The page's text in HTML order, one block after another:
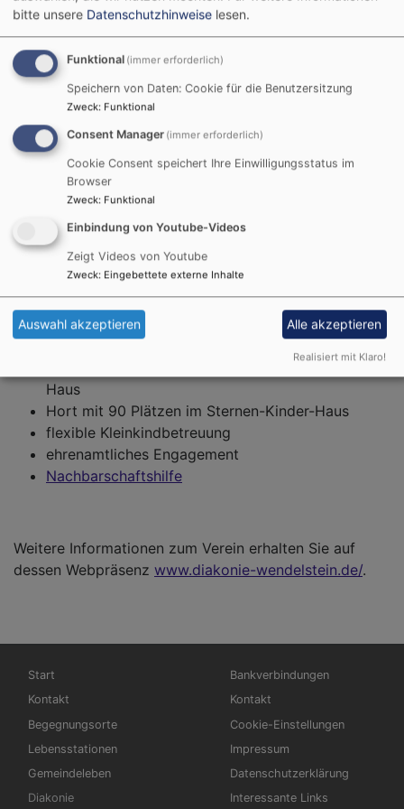
"Diakonievereinder Evang.-Luth. Kirchengemeinden
Wendelstein – Kornburg – Röthenbach/St. Wolfgang e.
V."
Folgende Aufgaben werden zur Zeit erfüllt:
Ambulante Krankenpflege in der Marktgemeinde
Wendelstein und in Kornburg mit ca. 120
Patientinnen und Patienten
und eingestreuter Kurzzeitpflege im Haus der
Diakonie
Tagespflege für 12 Gäste
Seniorenbegegnungsstätte mit Mittagstisch,
Fahrdienst und Programmangebot
Haus
Hort mit 90 Plätzen im Sternen-Kinder-Haus
flexible Kleinkindbetreuung
ehrenamtliches Engagement
Nachbarschaftshilfe
Weitere Informationen zum Verein erhalten Sie auf
dessen Webpräsenz www.diakonie-wendelstein.de/.
Hauptnavigation
Start
Kontakt
Begegnungsorte
Lebensstationen
Gemeindeleben
Diakonie
Fußbereichsmenü
Bankverbindungen
Kontakt
Cookie-Einstellungen
Impressum
Datenschutzerklärung
Interessante Links
bitte unsere Datenschutzhinweise lesen.
Funktional (immer erforderlich)
Speichern von Daten: Cookie für die Benutzersitzung
Zweck: Funktional
Consent Manager (immer erforderlich)
Cookie Consent speichert Ihre Einwilligungsstatus im
Browser
Zweck: Funktional
Einbindung von Youtube-Videos
Zeigt Videos von Youtube
Zweck: Eingebettete externe Inhalte
Auswahl akzeptieren Alle akzeptieren
Realisiert mit Klaro!